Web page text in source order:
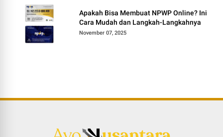
Apakah Bisa Membuat NPWP Online? Ini
Cara Mudah dan Langkah-Langkahnya
November 07, 2025